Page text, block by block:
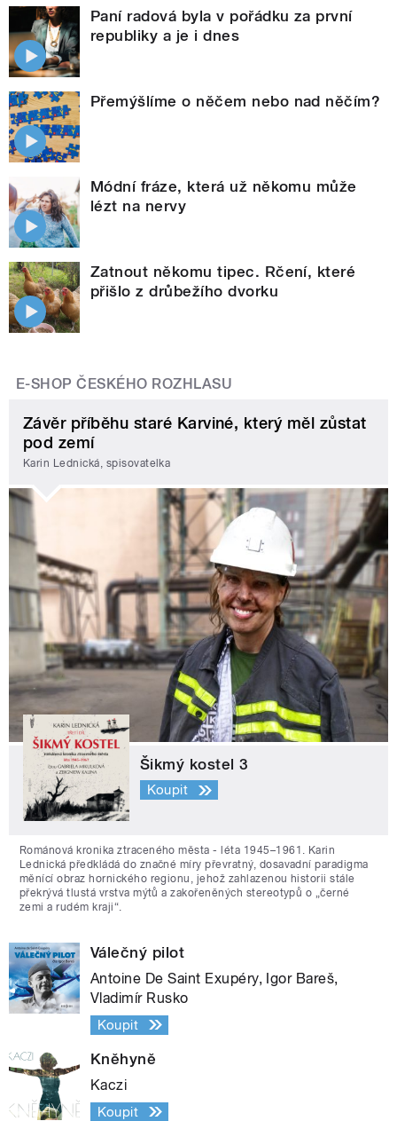
Paní radová byla v pořádku za první
republiky a je i dnes
Přemýšlíme o něčem nebo nad něčím?
Módní fráze, která už někomu může
lézt na nervy
Zatnout někomu tipec. Rčení, které
přišlo z drůbežího dvorku
E-SHOP ČESKÉHO ROZHLASU
Závěr příběhu staré Karviné, který měl zůstat
pod zemí
Karin Lednická, spisovatelka
Šikmý kostel 3
Koupit
Románová kronika ztraceného města - léta 1945–1961. Karin
Lednická předkládá do značné míry převratný, dosavadní paradigma
měnící obraz hornického regionu, jehož zahlazenou historii stále
překrývá tlustá vrstva mýtů a zakořeněných stereotypů o „černé
zemi a rudém kraji“.
Válečný pilot
Antoine De Saint Exupéry, Igor Bareš,
Vladimír Rusko
Koupit
Kněhyně
Kaczi
Koupit